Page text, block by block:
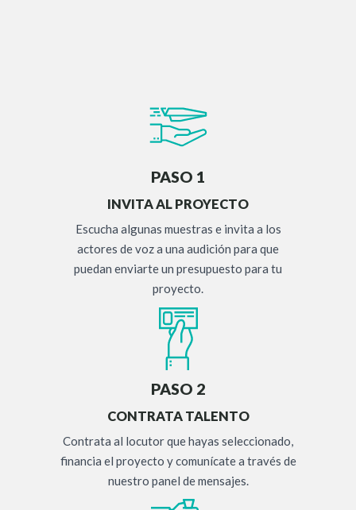
PASO 1
INVITA AL PROYECTO
Escucha algunas muestras e invita a los
actores de voz a una audición para que
puedan enviarte un presupuesto para tu
proyecto.
PASO 2
CONTRATA TALENTO
Contrata al locutor que hayas seleccionado,
financia el proyecto y comunícate a través de
nuestro panel de mensajes.